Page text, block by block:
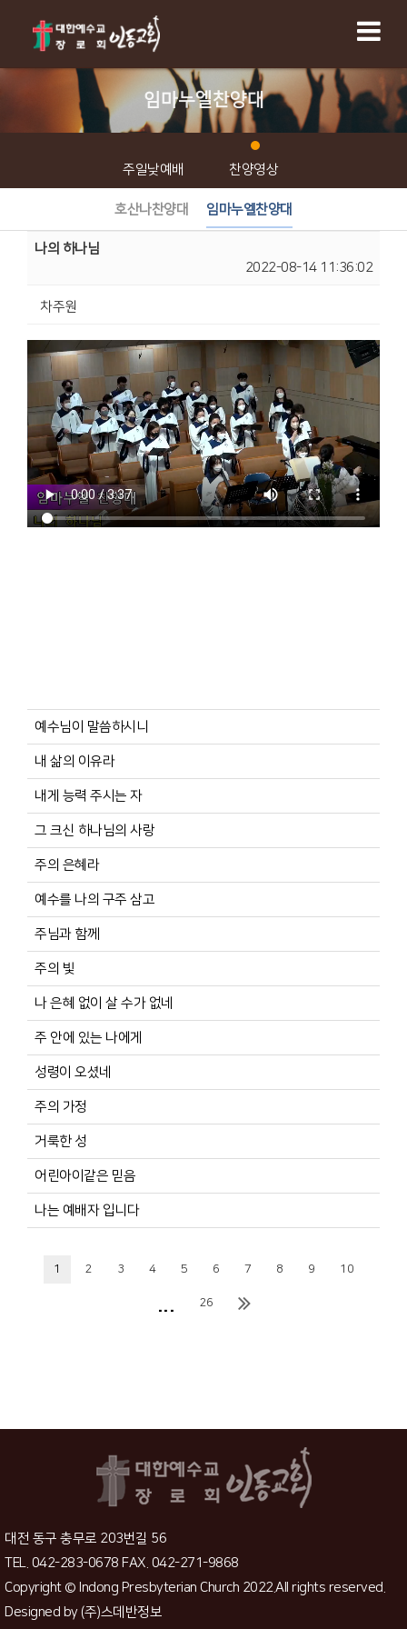
임마누엘찬양대
주일낮예배 찬양영상
호산나찬양대 임마누엘찬양대
나의 하나님
2022-08-14 11:36:02
차주원
예수님이 말씀하시니
내 삶의 이유라
내게 능력 주시는 자
그 크신 하나님의 사랑
주의 은혜라
예수를 나의 구주 삼고
주님과 함께
주의 빛
나 은혜 없이 살 수가 없네
주 안에 있는 나에게
성령이 오셨네
주의 가정
거룩한 성
어린아이같은 믿음
나는 예배자 입니다
1 2 3 4 5 6 7 8 9 10
... 26
대전 동구 충무로 203번길 56
TEL. 042-283-0678 FAX. 042-271-9868
Copyright © Indong Presbyterian Church 2022.All rights reserved.
Designed by(주)스데반정보